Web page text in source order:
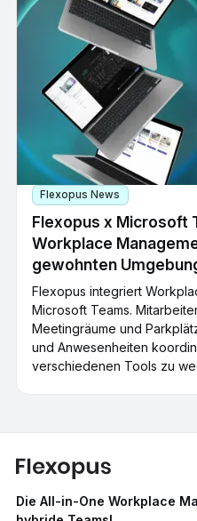
Flexopus News
Flexopus x Microsoft
Workplace
gewohnten
Flexopus integriert
Microsoft Teams.
Meetingräume und
und Anwesenheiten
verschiedenen Tools zu
Die All-in-One Workplace